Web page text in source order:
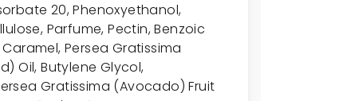
20, Phenoxyethanol,
Parfume, Pectin, Benzoic
Persea Gratissima
Oil, Butylene Glycol,
Gratissima (Avocado) Fruit